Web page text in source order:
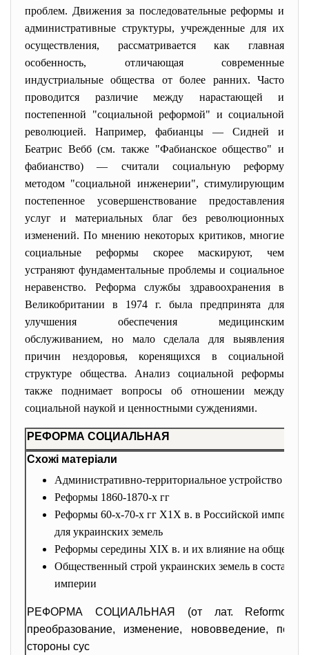
проблем. Движения за последовательные реформы и
административные структуры, учрежденные для их
осуществления, рассматривается как главная
особенность, отличающая современные
индустриальные общества от более ранних. Часто
проводится различие между нарастающей и
постепенной "социальной реформой" и социальной
революцией. Например, фабианцы — Сидней и
Беатрис Вебб (см. также "Фабианское общество" и
фабианство) — считали социальную реформу
методом "социальной инженерии", стимулирующим
постепенное усовершенствование предоставления
услуг и материальных благ без революционных
изменений. По мнению некоторых критиков, многие
социальные реформы скорее маскируют, чем
устраняют фундаментальные проблемы и социальное
неравенство. Реформа службы здравоохранения в
Великобритании в 1974 г. была предпринята для
улучшения обеспечения медицинским
обслуживанием, но мало сделала для выявления
причин нездоровья, коренящихся в социальной
структуре общества. Анализ социальной реформы
также поднимает вопросы об отношении между
социальной наукой и ценностными суждениями.
РЕФОРМА СОЦИАЛЬНАЯ
Схожі матеріали
Административно-территориальное устройство
Реформы 1860-1870-х гг
Реформы 60-х-70-х гг Х1Х в. в Российской империи,
для украинских земель
Реформы середины XIX в. и их влияние на общество
Общественный строй украинских земель в составе
империи
РЕФОРМА СОЦИАЛЬНАЯ (от лат. Reformo -
преобразование, изменение, нововведение,
стороны сус